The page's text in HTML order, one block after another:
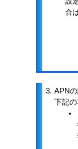
合
3. APN
下記